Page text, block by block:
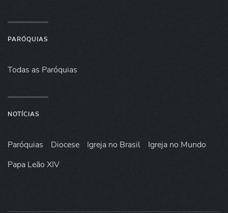
PARÓQUIAS
Todas as Paróquias
NOTÍCIAS
Paróquias Diocese Igreja no Brasil
Igreja no Mundo
Papa Leão XIV